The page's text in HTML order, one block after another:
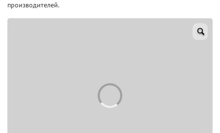
производителей.